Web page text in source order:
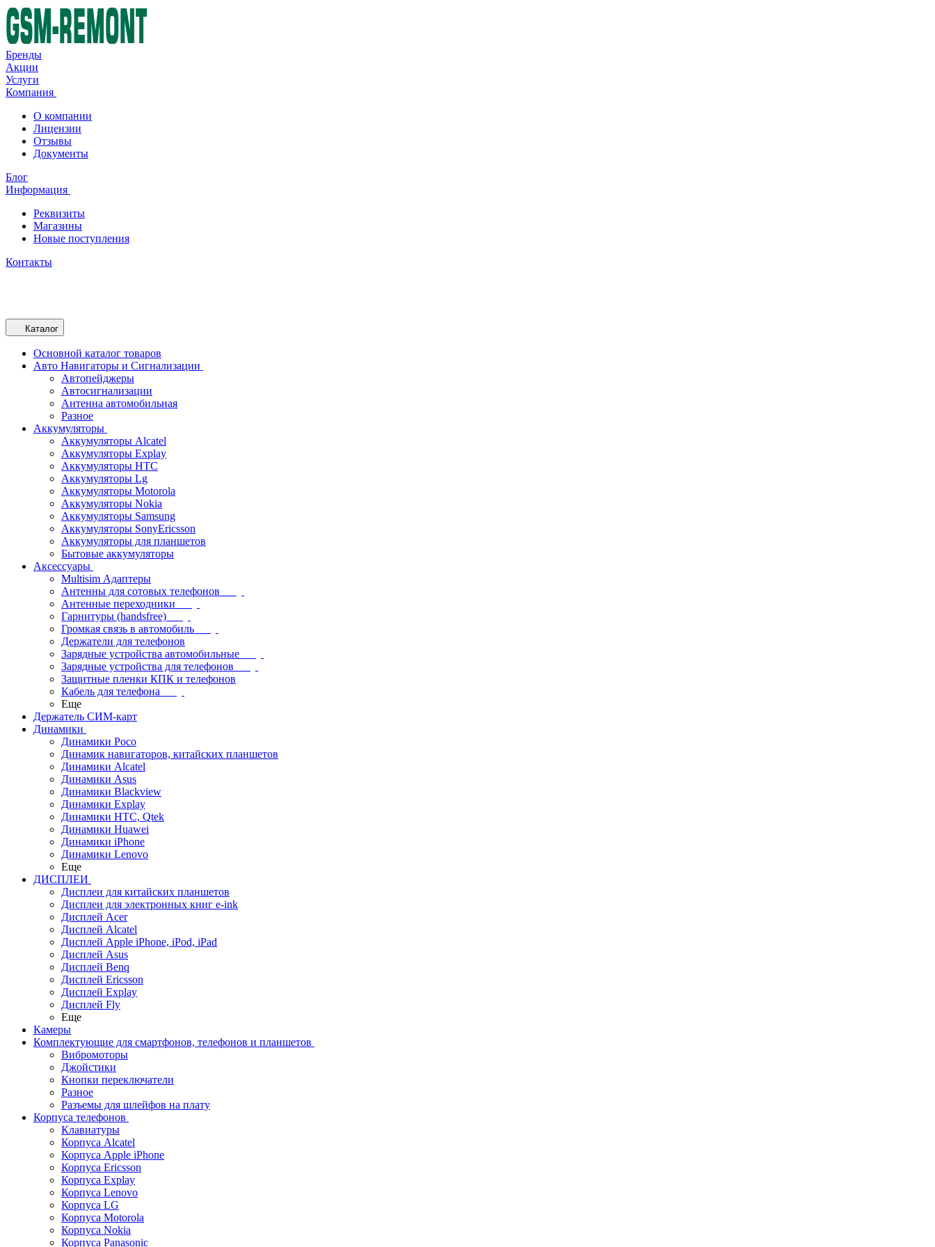
Бренды
Акции
Услуги
Компания
О компании
Лицензии
Отзывы
Документы
Блог
Информация
Реквизиты
Магазины
Новые поступления
Контакты
Каталог
Основной каталог товаров
Авто Навигаторы и Сигнализации
Автопейджеры
Автосигнализации
Антенна автомобильная
Разное
Аккумуляторы
Аккумуляторы Alcatel
Аккумуляторы Explay
Аккумуляторы HTC
Аккумуляторы Lg
Аккумуляторы Motorola
Аккумуляторы Nokia
Аккумуляторы Samsung
Аккумуляторы SonyEricsson
Аккумуляторы для планшетов
Бытовые аккумуляторы
Аксессуары
Multisim Адаптеры
Антенны для сотовых телефонов
Антенные переходники
Гарнитуры (handsfree)
Громкая связь в автомобиль
Держатели для телефонов
Зарядные устройства автомобильные
Зарядные устройства для телефонов
Защитные пленки КПК и телефонов
Кабель для телефона
Еще
Держатель СИМ-карт
Динамики
Динамики Poco
Динамик навигаторов, китайских планшетов
Динамики Alcatel
Динамики Asus
Динамики Blackview
Динамики Explay
Динамики HTC, Qtek
Динамики Huawei
Динамики iPhone
Динамики Lenovo
Еще
ДИСПЛЕИ
Дисплеи для китайских планшетов
Дисплеи для электронных книг e-ink
Дисплей Acer
Дисплей Alcatel
Дисплей Apple iPhone, iPod, iPad
Дисплей Asus
Дисплей Benq
Дисплей Ericsson
Дисплей Explay
Дисплей Fly
Еще
Камеры
Комплектующие для смартфонов, телефонов и планшетов
Вибромоторы
Джойстики
Кнопки переключатели
Разное
Разъемы для шлейфов на плату
Корпуса телефонов
Клавиатуры
Корпуса Alcatel
Корпуса Apple iPhone
Корпуса Ericsson
Корпуса Explay
Корпуса Lenovo
Корпуса LG
Корпуса Motorola
Корпуса Nokia
Корпуса Panasonic